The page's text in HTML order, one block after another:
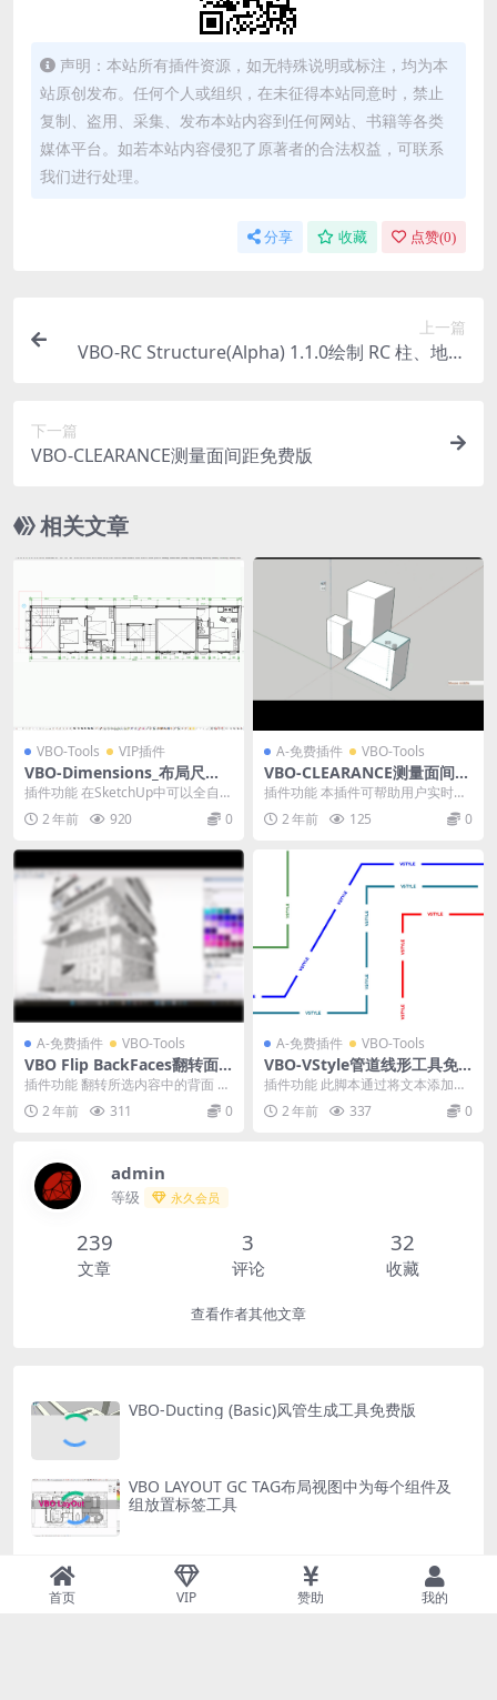
声明：本站所有插件资源，如无特殊说明或标注，均为本
站原创发布。任何个人或组织，在未征得本站同意时，禁止
复制、盗用、采集、发布本站内容到任何网站、书籍等各类
媒体平台。如若本站内容侵犯了原著者的合法权益，可联系
我们进行处理。
分享 收藏 点赞(0)
上一篇
VBO-RC Structure(Alpha) 1.1.0绘制 RC 柱、地板
下一篇
VBO-CLEARANCE测量面间距免费版
相关文章
VBO-Tools VIP插件
VBO-Dimensions_布局尺寸
工具中文版 for SketchUp20
插件功能 在SketchUp中可以全自动
标注尺寸和任意修改尺寸，所有的
尺寸将被记...
2 年前 920 0
A-免费插件 VBO-Tools
VBO-CLEARANCE测量面间距
免费版
插件功能 本插件可帮助用户实时测
量 SketchUp 模型中的 CLR（面之
间）...2 年前 125 0
A-免费插件 VBO-Tools
VBO Flip BackFaces翻转面
功能免费版
插件功能 翻转所选内容中的背面 根
据当前视图检测和翻转背面，简化
模型清理。 深邃...
2 年前 311 0
A-免费插件 VBO-Tools
VBO-VStyle管道线形工具免
费版
插件功能 此脚本通过将文本添加到
LayOut 图层上的每一行来添加自定
义线条样...
2 年前 337 0
admin
等级 永久会员
239
文章
3
评论
32
收藏
查看作者其他文章
VBO-Ducting (Basic)风管生成工具免费版
VBO LAYOUT GC TAG布局视图中为每个组件及
组放置标签工具
Fredo6 LibFredo6 v15.4e for SketchUp2017-2
026全适配经典合集支持Win和Mac双系统
首页 VIP 赞助 我的